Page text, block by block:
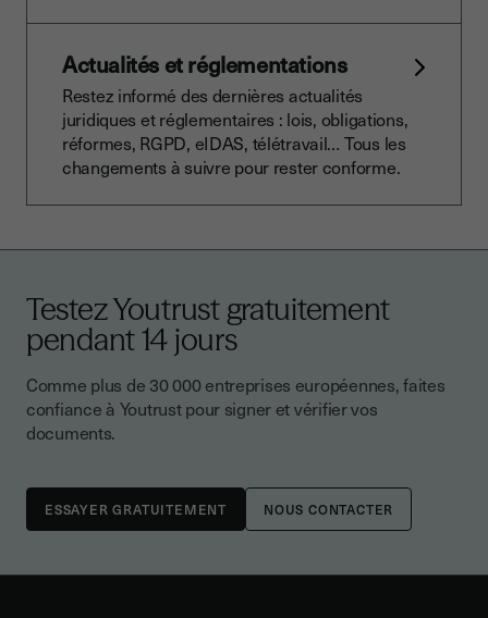
Actualités et réglementations
Restez informé des dernières actualités
juridiques et réglementaires : lois, obligations,
réformes, RGPD, eIDAS, télétravail… Tous les
changements à suivre pour rester conforme.
Testez Youtrust gratuitement
pendant 14 jours
Comme plus de 30 000 entreprises européennes, faites
confiance à Youtrust pour signer et vérifier vos
documents.
NOUS CONTACTER